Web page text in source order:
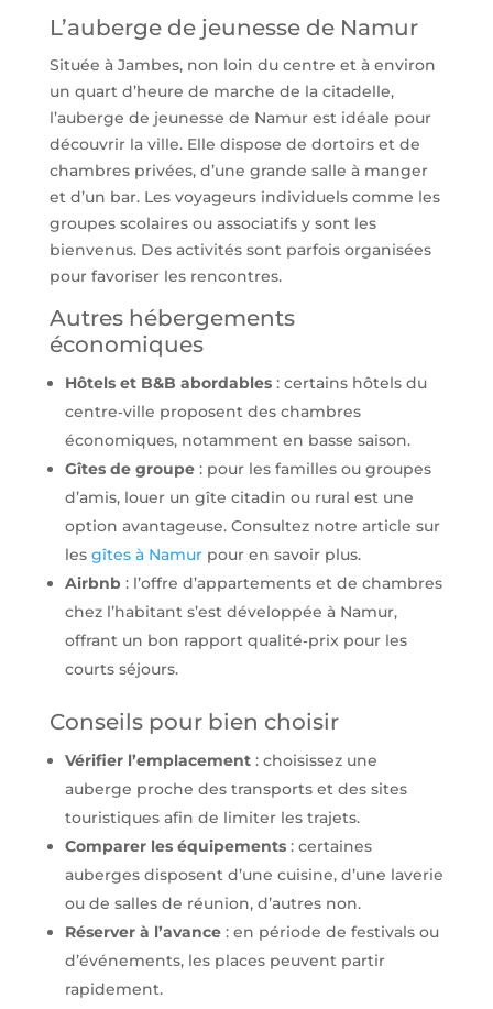
L’auberge de jeunesse de Namur
Située à Jambes, non loin du centre et à environ
un quart d’heure de marche de la citadelle,
l’auberge de jeunesse de Namur est idéale pour
découvrir la ville. Elle dispose de dortoirs et de
chambres privées, d’une grande salle à manger
et d’un bar. Les voyageurs individuels comme les
groupes scolaires ou associatifs y sont les
bienvenus. Des activités sont parfois organisées
pour favoriser les rencontres.
Autres hébergements
économiques
Hôtels et B&B abordables: certains hôtels du
centre‑ville proposent des chambres
économiques, notamment en basse saison.
Gîtes de groupe: pour les familles ou groupes
d’amis, louer un gîte citadin ou rural est une
option avantageuse. Consultez notre article sur
les gîtes à Namurpour en savoir plus.
Airbnb: l’offre d’appartements et de chambres
chez l’habitant s’est développée à Namur,
offrant un bon rapport qualité‑prix pour les
courts séjours.
Conseils pour bien choisir
Vérifier l’emplacement: choisissez une
auberge proche des transports et des sites
touristiques afin de limiter les trajets.
Comparer les équipements: certaines
auberges disposent d’une cuisine, d’une laverie
ou de salles de réunion, d’autres non.
Réserver à l’avance: en période de festivals ou
d’événements, les places peuvent partir
rapidement.